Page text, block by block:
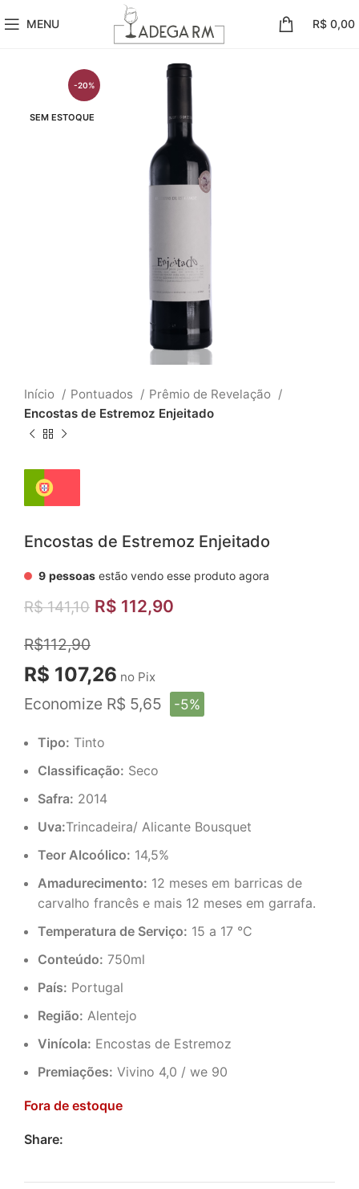
MENU R$ 0,00
-20%
SEM ESTOQUE
Início Pontuados
Prêmio de Revelação
Encostas de Estremoz Enjeitado
Encostas de Estremoz Enjeitado
9 pessoas estão vendo esse produto agora
R$141,10 R$ 112,90
R$112,90
R$ 107,26 no Pix
Economize R$ 5,65 -5%
Tipo: Tinto
Classificação: Seco
Safra: 2014
Uva:Trincadeira/ Alicante Bousquet
Teor Alcoólico: 14,5%
Amadurecimento: 12 meses em barricas de
carvalho francês e mais 12 meses em garrafa.
Temperatura de Serviço: 15 a 17 °C
Conteúdo: 750ml
País: Portugal
Região: Alentejo
Vinícola: Encostas de Estremoz
Premiações: Vivino 4,0 / we 90
Fora de estoque
Share: